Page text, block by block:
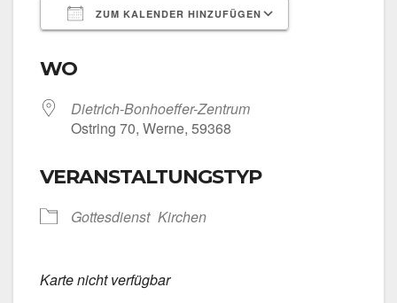
ZUM KALENDER HINZUFÜGEN
WO
Dietrich-Bonhoeffer-Zentrum
Ost­ring 70, Wer­ne, 59368
VERANSTALTUNGSTYP
Got­tes­dienst Kir­chen
Kar­te nicht ver­füg­bar